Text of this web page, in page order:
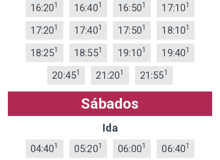
16:201 16:401 16:501 17:101
17:201 17:401 17:501 18:101
18:251 18:551 19:101 19:401
20:451 21:201 21:551
Sábados
Ida
04:401 05:201 06:001 06:401